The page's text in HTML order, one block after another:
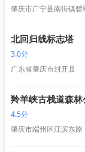
肇庆市广宁县南街镇碧
北回归线标志塔
3.0分
广东省肇庆市封开县
羚羊峡古栈道森林
4.5分
肇庆市端州区江滨东路